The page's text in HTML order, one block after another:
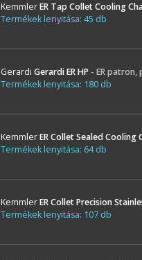
KemmlerER Tap Collet Cooling
Termékek lenyitása: 45 db
Gerardi Gerardi ER HP - ER patron,
Termékek lenyitása: 180 db
KemmlerER Collet Sealed Cooling
Termékek lenyitása: 64 db
KemmlerER Collet Precision
Termékek lenyitása: 107 db